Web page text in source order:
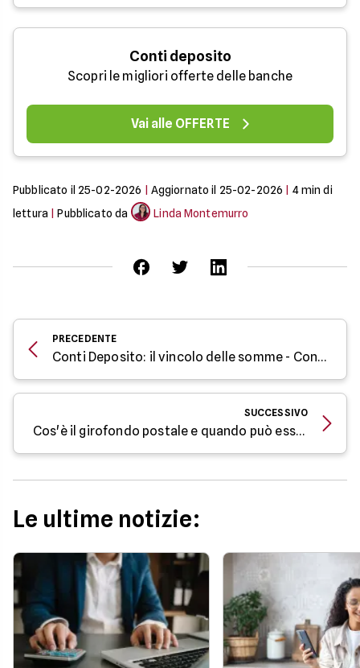
Conti deposito
Scopri le migliori offerte delle banche
Vai alle OFFERTE
Pubblicato il 25-02-2026 Aggiornato il 25-02-2026 4min di
lettura |Pubblicato da Linda Montemurro
PRECEDENTE
Conti Deposito: il vincolo delle somme - Conticarte.it
SUCCESSIVO
Cos'è il girofondo postale e quando può essere utile
Le ultime notizie: